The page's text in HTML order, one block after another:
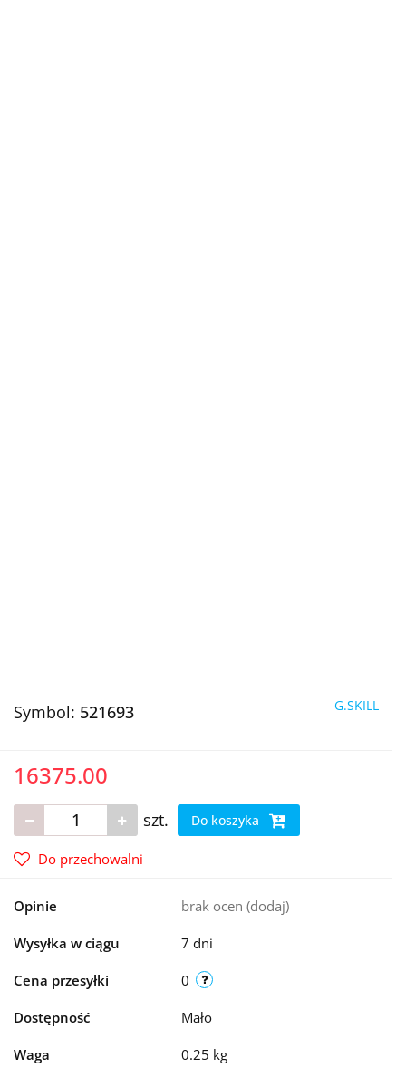
Symbol: 521693 G.SKILL
16375.00
szt. Do koszyka
Do przechowalni
Opinie brak ocen (dodaj)
Wysyłka w ciągu 7 dni
Cena przesyłki 0
Dostępność Mało
Waga 0.25 kg